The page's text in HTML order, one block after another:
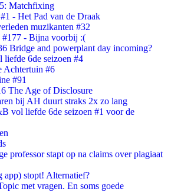
Matchfixing
- Het Pad van de Draak
muzikanten #32
#177 - Bijna voorbij :(
Bridge and powerplant day incoming?
6de seizoen #4
Achtertuin #6
#91
The Age of Disclosure
bij AH duurt straks 2x zo lang
vol liefde 6de seizoen #1 voor de
professor stapt op na claims over plagiaat
stopt! Alternatief?
met vragen. En soms goede